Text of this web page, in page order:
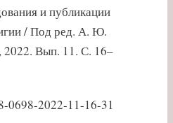
и публикации
/ Под ред. А. Ю.
Вып. 11. С. 16–
0698-2022-11-16-31